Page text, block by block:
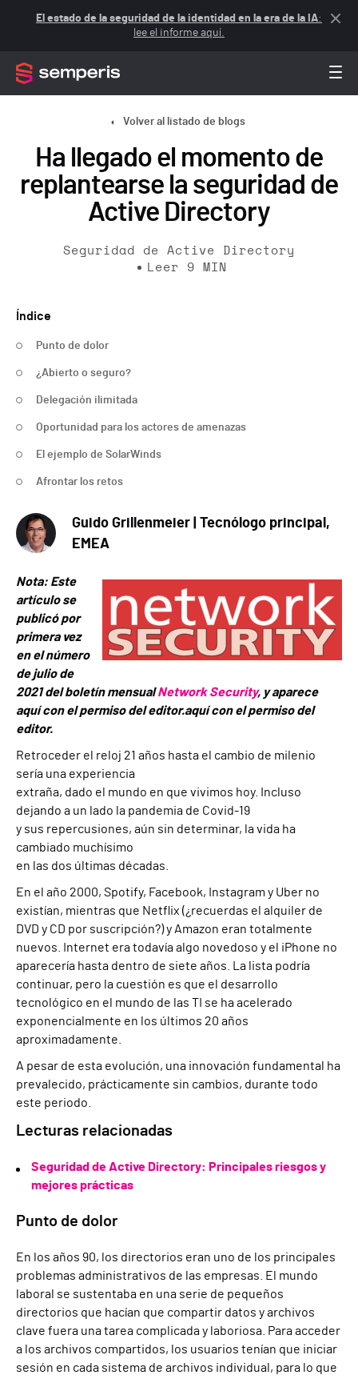
El estado de la seguridad de la identidad en la era de la IA:
lee el informe aquí.
Volver al listado de blogs
Ha llegado el momento de
replantearse la seguridad de
Active Directory
Seguridad de Active Directory
Leer
9 MIN
Índice
Punto de dolor
¿Abierto o seguro?
Delegación ilimitada
Oportunidad para los actores de amenazas
El ejemplo de SolarWinds
Afrontar los retos
Guido Grillenmeier | Tecnólogo principal,
EMEA
Nota: Este
artículo se
publicó por
primera vez
en el número
de julio de
2021 del boletín mensualNetwork Security, y aparece
aquí con el permiso del editor.aquí con el permiso del
editor.
Retroceder el reloj 21 años hasta el cambio de milenio
sería una experiencia
extraña, dado el mundo en que vivimos hoy. Incluso
dejando a un lado la pandemia de Covid-19
y sus repercusiones, aún sin determinar, la vida ha
cambiado muchísimo
en las dos últimas décadas.
En el año 2000, Spotify, Facebook, Instagram y Uber no
existían, mientras que Netflix (¿recuerdas el alquiler de
DVD y CD por suscripción?) y Amazon eran totalmente
nuevos. Internet era todavía algo novedoso y el iPhone no
aparecería hasta dentro de siete años. La lista podría
continuar, pero la cuestión es que el desarrollo
tecnológico en el mundo de las TI se ha acelerado
exponencialmente en los últimos 20 años
aproximadamente.
A pesar de esta evolución, una innovación fundamental ha
prevalecido, prácticamente sin cambios, durante todo
este periodo.
Lecturas relacionadas
Seguridad de Active Directory: Principales riesgos y
mejores prácticas
Punto de dolor
En los años 90, los directorios eran uno de los principales
problemas administrativos de las empresas. El mundo
laboral se sustentaba en una serie de pequeños
directorios que hacían que compartir datos y archivos
clave fuera una tarea complicada y laboriosa. Para acceder
a los archivos compartidos, los usuarios tenían que iniciar
sesión en cada sistema de archivos individual, para lo que